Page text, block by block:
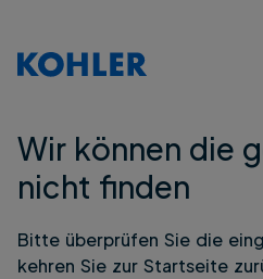
Wir können die
nicht finden
Bitte überprüfen Sie die
kehren Sie zur Startseite